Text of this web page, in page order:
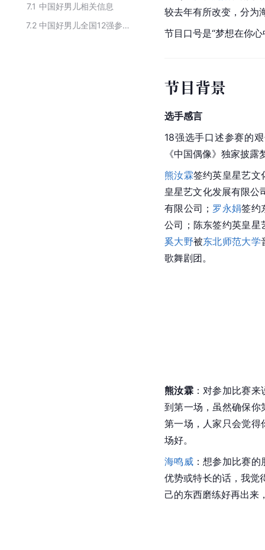
7.1 中国好男儿相关信息
7.2
中国好男儿全国12强参加的相关节目
较去年有所改变，分为
节目口号是“梦想在你
节目背景
选手感言
18强选手口述参赛的
《中国偶像》独家披露
熊汝霖签约英皇星艺文
皇星艺文化发展有限公
有限公司； 罗永娟签约
公司； 陈东签约英皇星
奚大野被东北师范大学
歌舞剧团。
熊汝霖：对参加比赛来
到第一场，虽然确保你
第一场，人家只会觉得
场好。
海鸣威：想参加比赛的
优势或特长的话，我觉
己的东西磨练好再出来